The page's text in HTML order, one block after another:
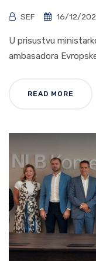
SEF 16/12/
U prisustvu
ambasadora
READ MORE